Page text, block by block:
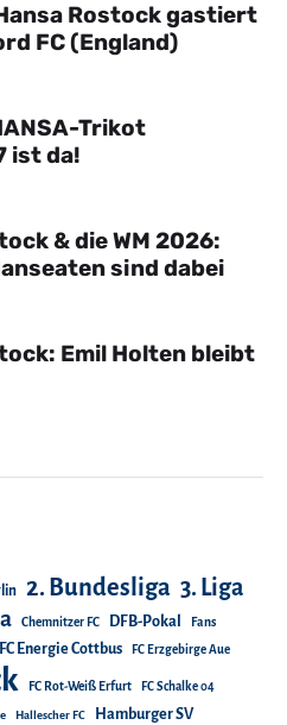
Rostock gastiert
FC (England)
Trikot
ist da!
& die WM 2026:
sind dabei
Emil Holten bleibt
2. Bundesliga 3. Liga
Chemnitzer FC DFB-Pokal Fans
FC Energie Cottbus FC Erzgebirge Aue
FC Rot-Weiß Erfurt FC Schalke 04
Hallescher FC Hamburger SV